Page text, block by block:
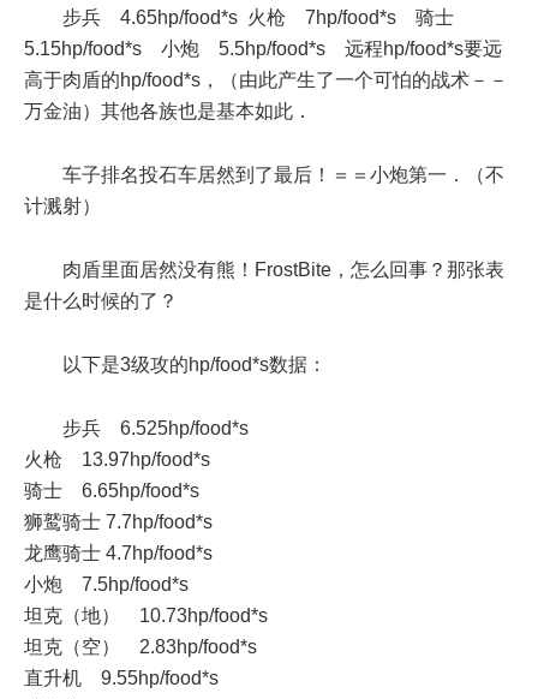
步兵 4.65hp/food*s 火枪 7hp/food*s 骑士
5.15hp/food*s 小炮 5.5hp/food*s 远程hp/food*s要远
高于肉盾的hp/food*s，（由此产生了一个可怕的战术－－
万金油）其他各族也是基本如此．
车子排名投石车居然到了最后！＝＝小炮第一．（不
计溅射）
肉盾里面居然没有熊！FrostBite，怎么回事？那张表
是什么时候的了？
以下是3级攻的hp/food*s数据：
步兵 6.525hp/food*s
火枪 13.97hp/food*s
骑士 6.65hp/food*s
狮鹫骑士 7.7hp/food*s
龙鹰骑士 4.7hp/food*s
小炮 7.5hp/food*s
坦克（地） 10.73hp/food*s
坦克（空） 2.83hp/food*s
直升机 9.55hp/food*s